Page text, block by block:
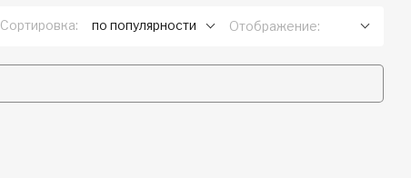
Сортировка: по популярности Отображение: